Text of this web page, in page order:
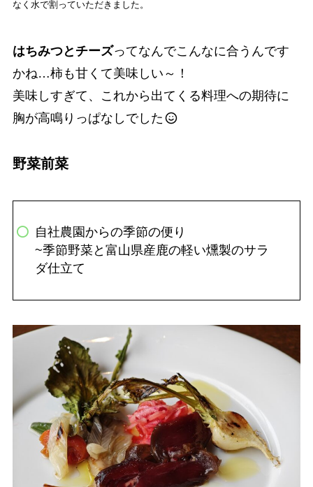
なく水で割っていただきました。
はちみつとチーズってなんでこんなに合うんです
かね…柿も甘くて美味しい～！
美味しすぎて、これから出てくる料理への期待に
胸が高鳴りっぱなしでした
野菜前菜
自社農園からの季節の便り
~季節野菜と富山県産鹿の軽い燻製のサラ
ダ仕立て